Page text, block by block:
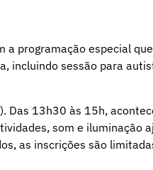
a programação especial
sessão para
13h30 às 15h,
som e iluminação
as inscrições são